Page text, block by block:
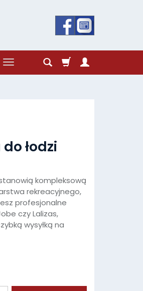
łodzi
kompleksową
rekreacyjnego,
profesjonalne
czy Lalizas,
wysyłką na